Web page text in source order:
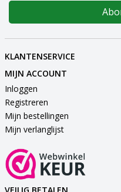
KLANTENSERVICE
MIJN ACCOUNT
Inloggen
Registreren
Mijn bestellingen
Mijn verlanglijst
VEILIG BETALEN